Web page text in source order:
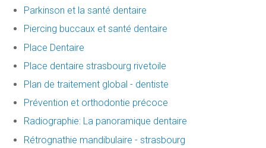
Parkinson et la santé dentaire
Piercing buccaux et santé dentaire
Place Dentaire
Place dentaire strasbourg rivetoile
Plan de traitement global - dentiste
Prévention et orthodontie précoce
Radiographie: La panoramique dentaire
Rétrognathie mandibulaire - strasbourg